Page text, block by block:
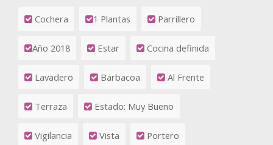
Cochera 1 Plantas Parrillero
Año 2018 Estar Cocina definida
Lavadero Barbacoa Al Frente
Terraza Estado: Muy Bueno
Vigilancia Vista Portero